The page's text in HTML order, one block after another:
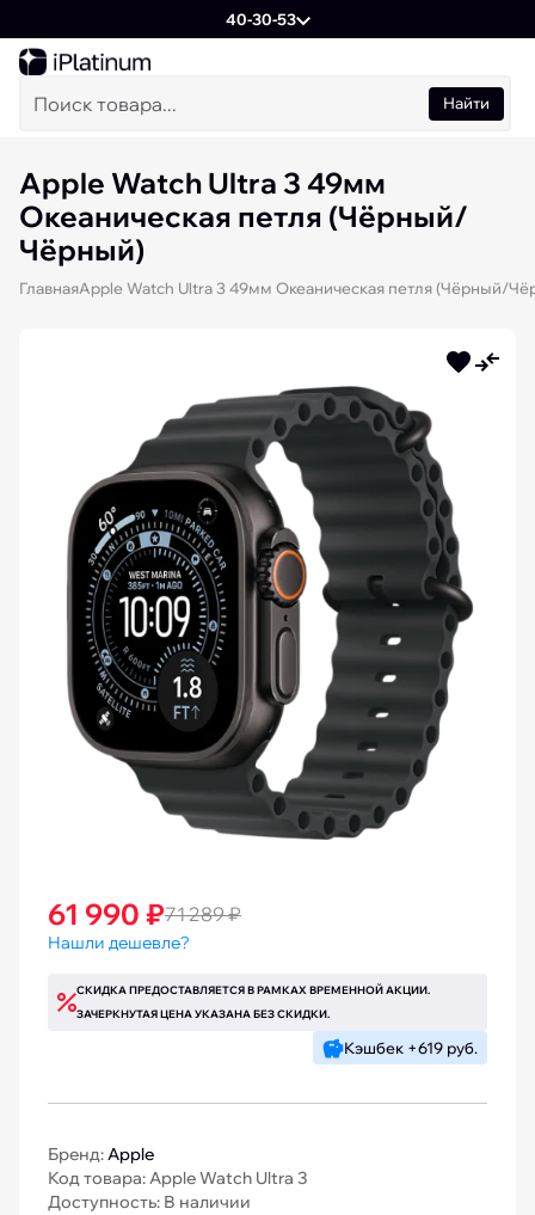
40-30-53
Найти
Apple Watch Ultra 3 49мм
Океаническая петля (Чёрный/
Чёрный)
ГлавнаяApple Watch Ultra 3 49мм Океаническая петля (Чёрный/
61 990 ₽71 289 ₽
Нашли дешевле?
СКИДКА ПРЕДОСТАВЛЯЕТСЯ В РАМКАХ ВРЕМЕННОЙ АКЦИИ.
ЗАЧЕРКНУТАЯ ЦЕНА УКАЗАНА БЕЗ СКИДКИ.
Кэшбек +619 руб.
Бренд:Apple
Код товара: Apple Watch Ultra 3
Доступность: В наличии